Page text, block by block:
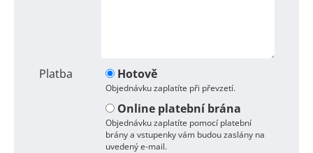
Platba Hotově
Objednávku zaplatíte při převzetí.
Online platební brána
Objednávku zaplatíte pomocí platební
brány a vstupenky vám budou zaslány na
uvedený e-mail.